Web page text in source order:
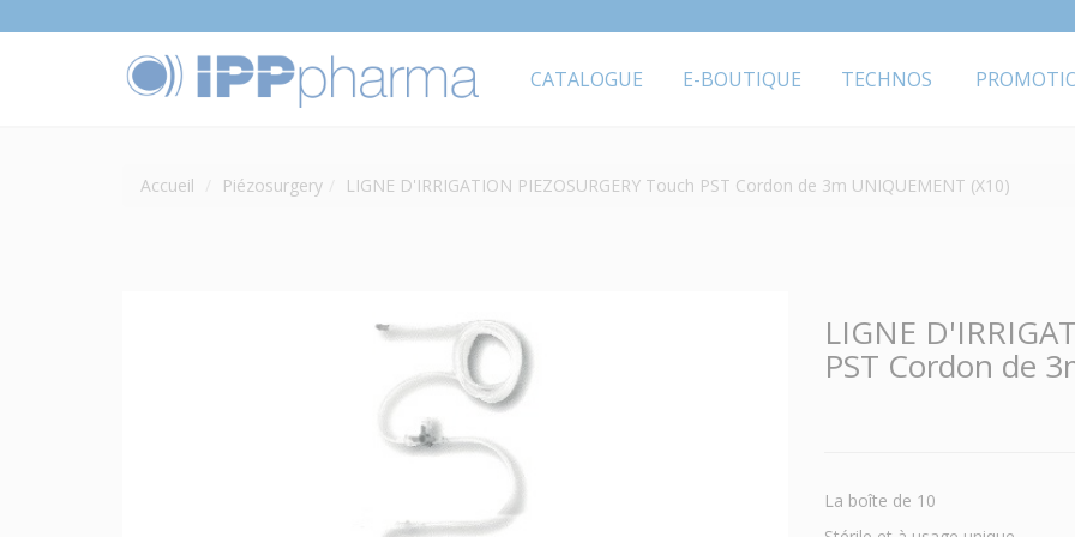
CATALOGUE E-BOUTIQUE TECHNOS
Accueil Piézosurgery LIGNE D'IRRIGATION PIEZOSURGERY Touch PST Cordon de 3m UNIQUEMENT (X10)
LIGNE
PST Cordon de
La boîte de 10